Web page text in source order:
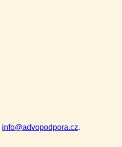
info@advopodpora.cz.